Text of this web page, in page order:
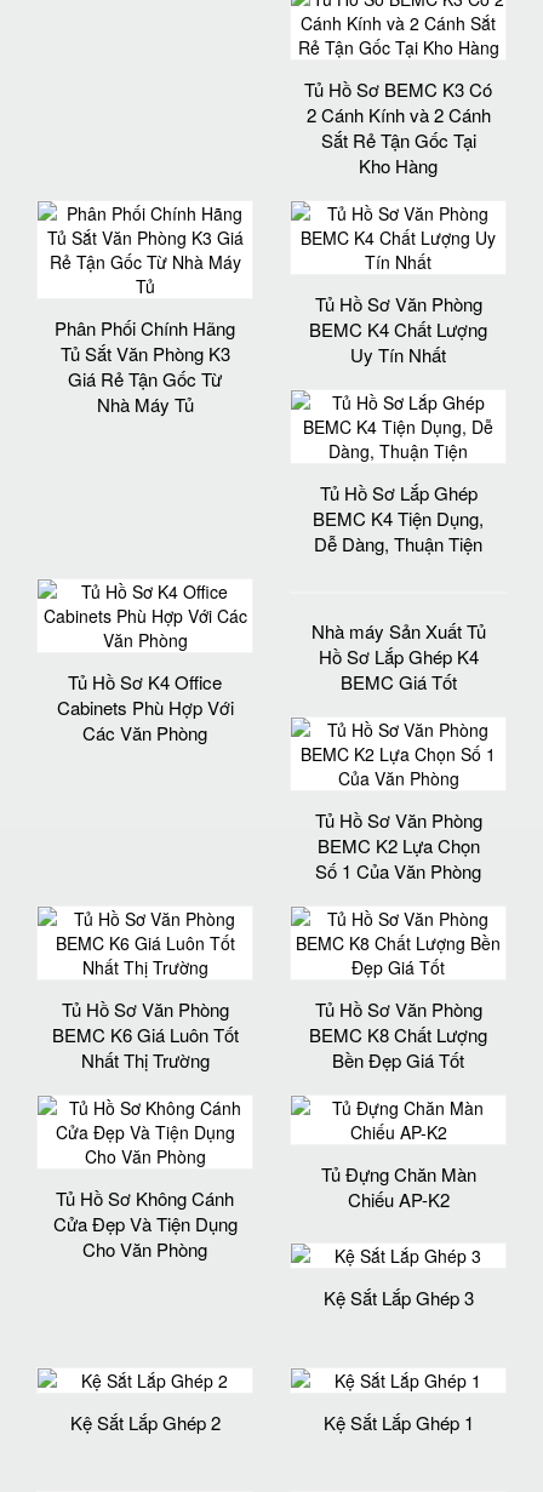
Tủ Hồ Sơ BEMC K3 Có
2 Cánh Kính và 2 Cánh
Sắt Rẻ Tận Gốc Tại
Kho Hàng
Phân Phối Chính Hãng
Tủ Sắt Văn Phòng K3
Giá Rẻ Tận Gốc Từ
Nhà Máy Tủ
Tủ Hồ Sơ Văn Phòng
BEMC K4 Chất Lượng
Uy Tín Nhất
Tủ Hồ Sơ Lắp Ghép
BEMC K4 Tiện Dụng,
Dễ Dàng, Thuận Tiện
Tủ Hồ Sơ K4 Office
Cabinets Phù Hợp Với
Các Văn Phòng
Nhà máy Sản Xuất Tủ
Hồ Sơ Lắp Ghép K4
BEMC Giá Tốt
Tủ Hồ Sơ Văn Phòng
BEMC K2 Lựa Chọn
Số 1 Của Văn Phòng
Tủ Hồ Sơ Văn Phòng
BEMC K6 Giá Luôn Tốt
Nhất Thị Trường
Tủ Hồ Sơ Văn Phòng
BEMC K8 Chất Lượng
Bền Đẹp Giá Tốt
Tủ Hồ Sơ Không Cánh
Cửa Đẹp Và Tiện Dụng
Cho Văn Phòng
Tủ Đựng Chăn Màn
Chiếu AP-K2
Kệ Sắt Lắp Ghép 3
Kệ Sắt Lắp Ghép 2 Kệ Sắt Lắp Ghép 1